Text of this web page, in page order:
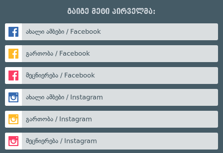
გაიგე მეტი პირველმა:
ახალი ამბები / Facebook
გართობა / Facebook
მეცნიერება / Facebook
ახალი ამბები / Instagram
გართობა / Instagram
მეცნიერება / Instagram